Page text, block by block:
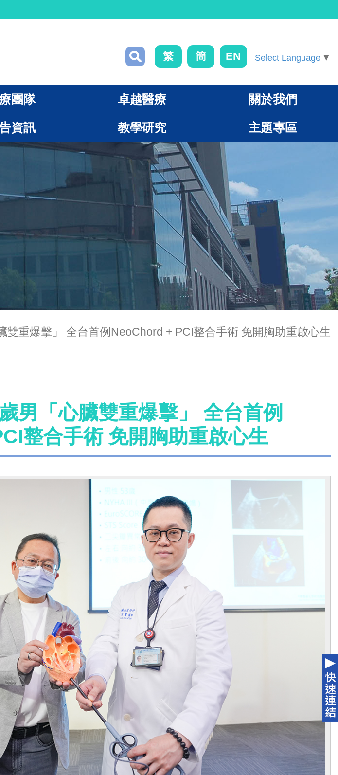
繁 簡 EN Select Language ▼
團隊 卓越醫療 關於我們
資訊 教學研究 主題專區
雙重爆擊」 全台首例NeoChord + PCI整合手術 免開胸助重啟心生
男「心臟雙重爆擊」 全台首例
整合手術 免開胸助重啟心生